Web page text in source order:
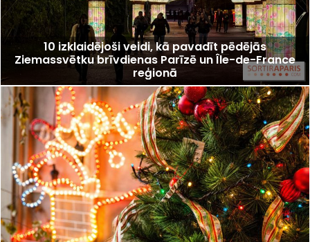
10 izklaidējoši veidi, kā pavadīt pēdējās
Ziemassvētku brīvdienas Parīzē un Île-de-France
reģionā